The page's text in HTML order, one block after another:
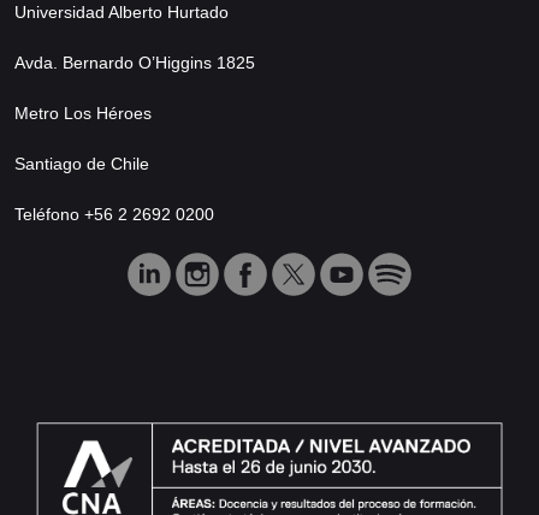
Universidad Alberto Hurtado
Avda. Bernardo O’Higgins 1825
Metro Los Héroes
Santiago de Chile
Teléfono +56 2 2692 0200